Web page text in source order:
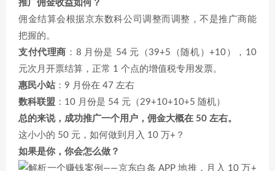
推广佣金收益如何？
佣金结算会根据京东数科公司调整而调整，不是推广商能
把握的。
支付代理商 ：8 月份是 54 元（39+5（随机）+10），10
元次月开票结算，正常 1 个点的增值税专用发票。
惠民小站：9 月份在 47 左右
数科联盟 ：10 月份是 54 元（29+10+10+5 随机）
总的来说，成功推广一个用户，佣金大概在 50 左右。
这小小的 50 元，如何做到月入 10 万+？
如果是你，你会怎么做？